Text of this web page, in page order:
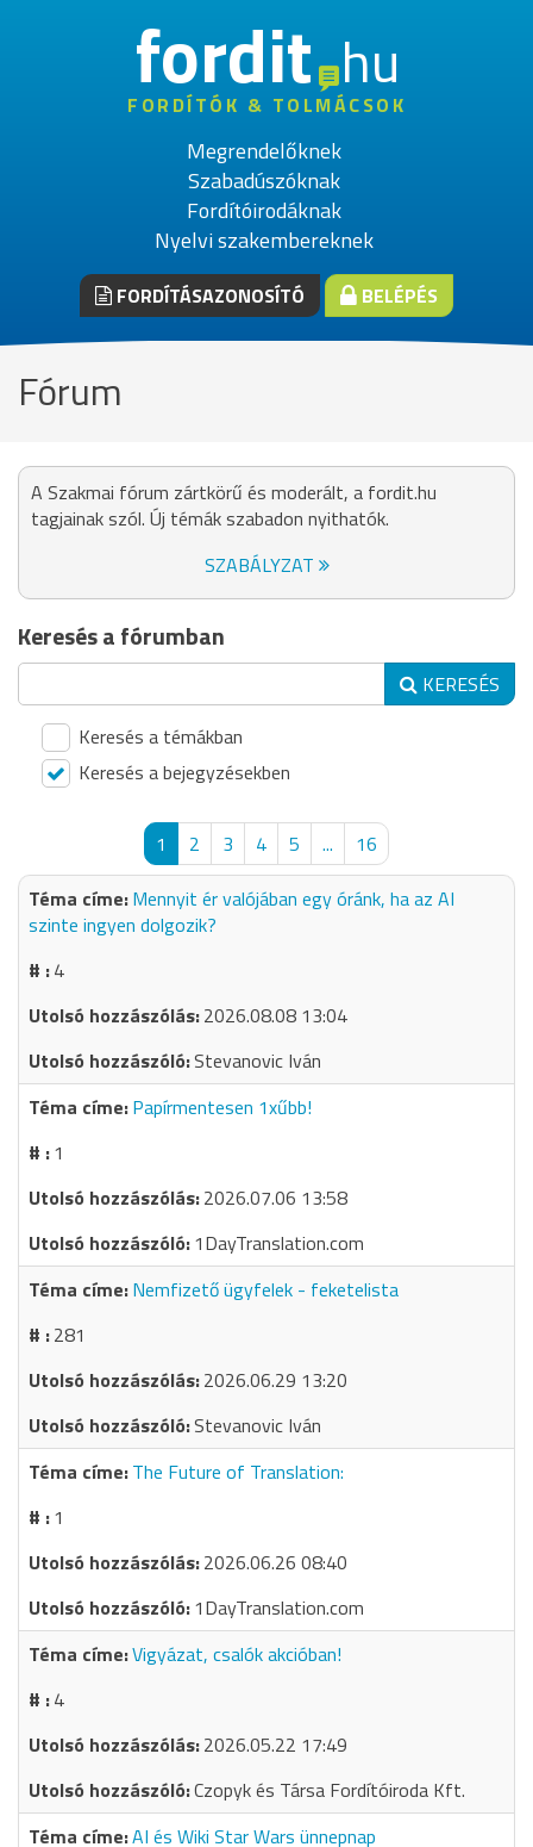
fordithu
FORDÍTÓK & TOLMÁCSOK
Megrendelőknek
Szabadúszóknak
Fordítóirodáknak
Nyelvi szakembereknek
FORDÍTÁSAZONOSÍTÓ BELÉPÉS
Fórum
A Szakmai fórum zártkörű és moderált, a fordit.hu
tagjainak szól. Új témák szabadon nyithatók.
SZABÁLYZAT
Keresés a fórumban
KERESÉS
Keresés a témákban
Keresés a bejegyzésekben
1 2 3 4 5 ...
16
Mennyit ér valójában egy óránk, ha az AI
szinte ingyen dolgozik?
4
2026.08.08 13:04
Stevanovic Iván
Papírmentesen 1xűbb!
1
2026.07.06 13:58
1DayTranslation.com
Nemfizető ügyfelek - feketelista
281
2026.06.29 13:20
Stevanovic Iván
The Future of Translation:
1
2026.06.26 08:40
1DayTranslation.com
Vigyázat, csalók akcióban!
4
2026.05.22 17:49
Czopyk és Társa Fordítóiroda Kft.
AI és Wiki Star Wars ünnepnap